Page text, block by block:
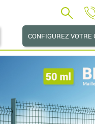
CONFIGUREZ VOTRE